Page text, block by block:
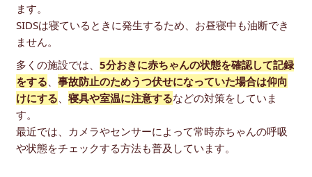
ます。
SIDSは寝ているときに発生するため、お昼寝中も油断でき
ません。
多くの施設では、 5分おきに赤ちゃんの状態を確認して記録
をする
事故防止のためうつ伏せになっていた場合は仰向
けにする
寝具や室温に注意するなどの対策をしていま
す。
最近では、カメラやセンサーによって常時赤ちゃんの呼吸
や状態をチェックする方法も普及しています。